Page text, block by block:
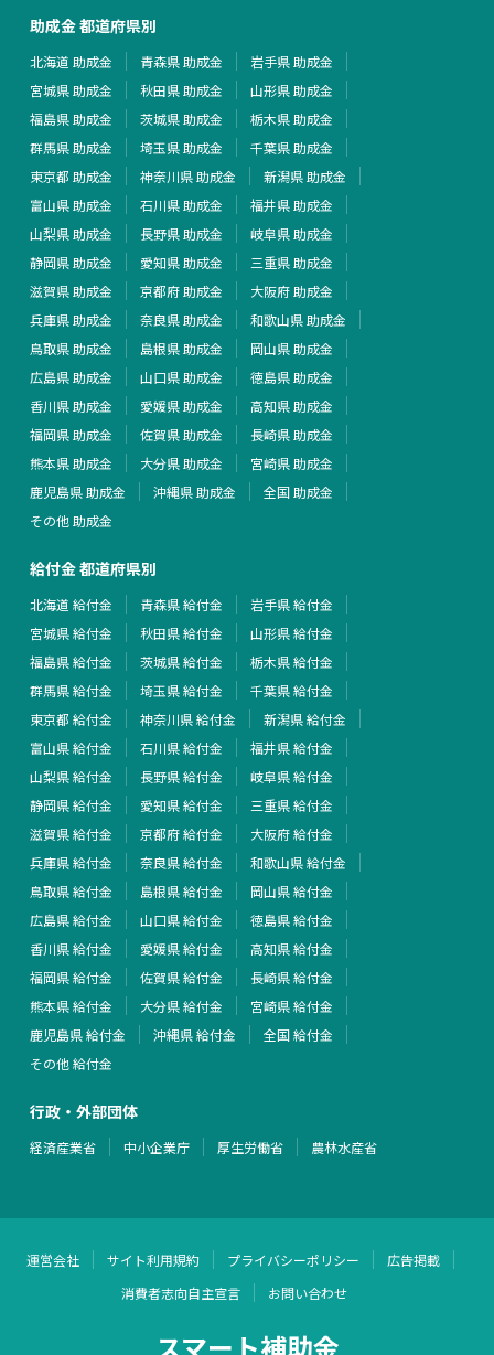
助成金 都道府県別
北海道 助成金 青森県 助成金
岩手県 助成金
宮城県 助成金
秋田県 助成金
山形県 助成金
福島県 助成金
茨城県 助成金
栃木県 助成金
群馬県 助成金
埼玉県 助成金
千葉県 助成金
東京都 助成金
神奈川県 助成金
新潟県 助成金
富山県 助成金
石川県 助成金
福井県 助成金
山梨県 助成金
長野県 助成金
岐阜県 助成金
静岡県 助成金
愛知県 助成金
三重県 助成金
滋賀県 助成金
京都府 助成金
大阪府 助成金
兵庫県 助成金
奈良県 助成金
和歌山県 助成金
鳥取県 助成金
島根県 助成金
岡山県 助成金
広島県 助成金
山口県 助成金
徳島県 助成金
香川県 助成金
愛媛県 助成金
高知県 助成金
福岡県 助成金
佐賀県 助成金
長崎県 助成金
熊本県 助成金
大分県 助成金
宮崎県 助成金
鹿児島県 助成金
沖縄県 助成金
全国 助成金
その他 助成金
給付金 都道府県別
北海道 給付金 青森県 給付金
岩手県 給付金
宮城県 給付金
秋田県 給付金
山形県 給付金
福島県 給付金
茨城県 給付金
栃木県 給付金
群馬県 給付金
埼玉県 給付金
千葉県 給付金
東京都 給付金
神奈川県 給付金
新潟県 給付金
富山県 給付金
石川県 給付金
福井県 給付金
山梨県 給付金
長野県 給付金
岐阜県 給付金
静岡県 給付金
愛知県 給付金
三重県 給付金
滋賀県 給付金
京都府 給付金
大阪府 給付金
兵庫県 給付金
奈良県 給付金
和歌山県 給付金
鳥取県 給付金
島根県 給付金
岡山県 給付金
広島県 給付金
山口県 給付金
徳島県 給付金
香川県 給付金
愛媛県 給付金
高知県 給付金
福岡県 給付金
佐賀県 給付金
長崎県 給付金
熊本県 給付金
大分県 給付金
宮崎県 給付金
鹿児島県 給付金
沖縄県 給付金
全国 給付金
その他 給付金
行政・外部団体
経済産業省 中小企業庁 厚生労働省 農林水産省
運営会社 サイト利用規約 プライバシーポリシー
広告掲載
消費者志向自主宣言
お問い合わせ
スマート補助金